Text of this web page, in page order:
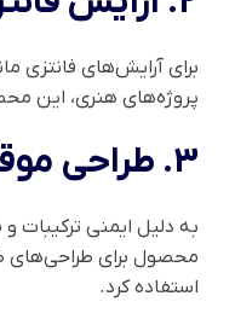
برای آرایش‌های فانتزی
پروژه‌های هنری، این
3. طراحی موقت روی بدن
به دلیل ایمنی ترکیبات
محصول برای طراحی‌های
استفاده کرد.